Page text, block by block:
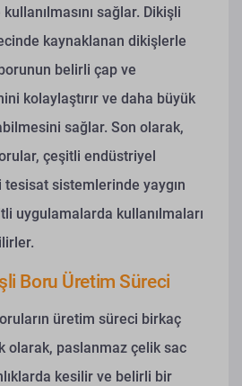
sağlar. Dikişli
kaynaklanan dikişlerle
belirli çap ve
kolaylaştırır ve daha büyük
sağlar. Son olarak,
çeşitli endüstriyel
tesisat sistemlerinde yaygın
uygulamalarda kullanılmaları
Boru Üretim Süreci
üretim süreci birkaç
olarak, paslanmaz çelik sac
kesilir ve belirli bir